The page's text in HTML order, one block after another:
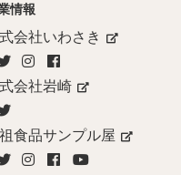
情報
会社いわさき
会社岩崎
食品サンプル屋